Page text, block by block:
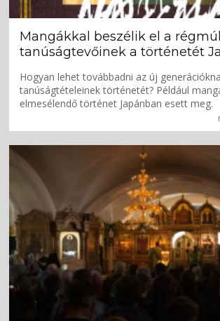
Mangákkal beszélik el a
tanúságtevőinek a történetét
Hogyan lehet továbbadni az új
tanúságtételeinek történetét? Például
elmesélendő történet Japánban esett meg.